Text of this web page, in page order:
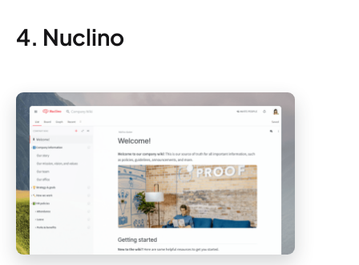
4. Nuclino